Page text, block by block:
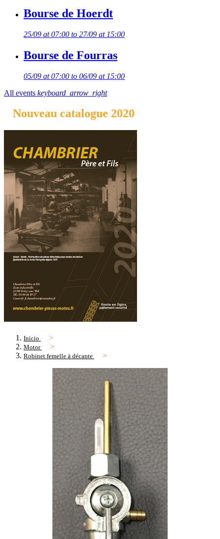
Bourse de Hoerdt
25/09 at 07:00 to 27/09 at 15:00
Bourse de Fourras
05/09 at 07:00 to 06/09 at 15:00
All events keyboard_arrow_right
Nouveau catalogue 2020
Inicio
Motor
Robinet femelle à décante